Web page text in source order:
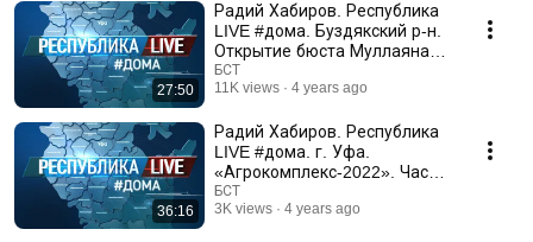
за кадром. Съемочная группа сопровождает Главу Башкортостана
в его рабочих поездках по городам и районам республики. Как
правило, на телевидении такие поездки освещаются в рамках
выпусков новостей и включают в себя лишь небольшую часть
информации. В программе «Республика LIVE» работа Главы
региона будет представлена в более широком формате и с
несколько иной стороны: как и о чём Радий Хабиров общается с
людьми, какие задачи он ставит местным чиновникам, какие
выводы делает по итогам поездок по республике. На эти и другие
вопросы руководитель региона отвечает в ходе общения с
ведущей проекта Еленой Прочаковской.
27:50
Радий Хабиров. Республика
LIVE #дома. Буздякский р-н.
Открытие бюста Муллаяна
Халикова, март 2022 г
БСТ
11K views
4 years ago
36:16
Радий Хабиров. Республика
LIVE #дома. г. Уфа.
«Агрокомплекс-2022». Часть
2БСТ
3K views
4 years ago